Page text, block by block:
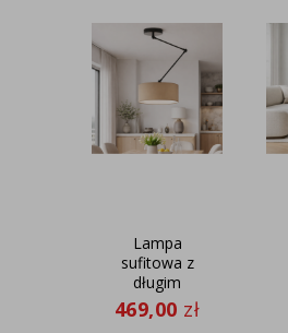
Lampa
sufitowa z
długim
ramieniem
regulowanym
469,00 zł